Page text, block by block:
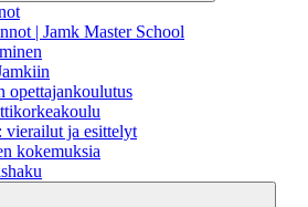
| Jamk Master School
opettajankoulutus
vierailut ja esittelyt
kokemuksia